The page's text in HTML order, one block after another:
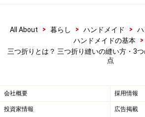
以上、3つのコツを意識してきれい
【関連記事】
まつり縫いの基本……裾上げに使
風呂敷の作り方！カジュアルで
敷を手作り
All About > 暮らし > ハンドメイド >
ハンドメイドの基本
>
三つ折りとは？ 三つ折り縫いの縫い方・3
点
会社概要 採用情報
投資家情報 広告掲載